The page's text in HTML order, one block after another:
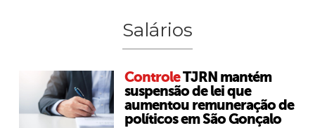
Salários
ControleTJRN mantém
suspensão de lei que
aumentou remuneração de
políticos em São Gonçalo